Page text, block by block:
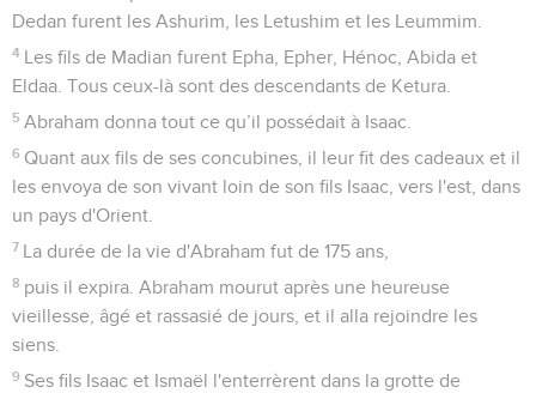
Dedan furent les Ashurim, les Letushim et les Leummim.
4
Les fils de Madian furent Epha, Epher, Hénoc, Abida et
Eldaa. Tous ceux-là sont des descendants de Ketura.
5 Abraham donna tout ce qu’il possédait à Isaac.
6 Quant aux fils de ses concubines, il leur fit des cadeaux et il
les envoya de son vivant loin de son fils Isaac, vers l'est, dans
un pays d'Orient.
7 La durée de la vie d'Abraham fut de 175 ans,
8 puis il expira. Abraham mourut après une heureuse
vieillesse, âgé et rassasié de jours, et il alla rejoindre les
siens.
9 Ses fils Isaac et Ismaël l'enterrèrent dans la grotte de